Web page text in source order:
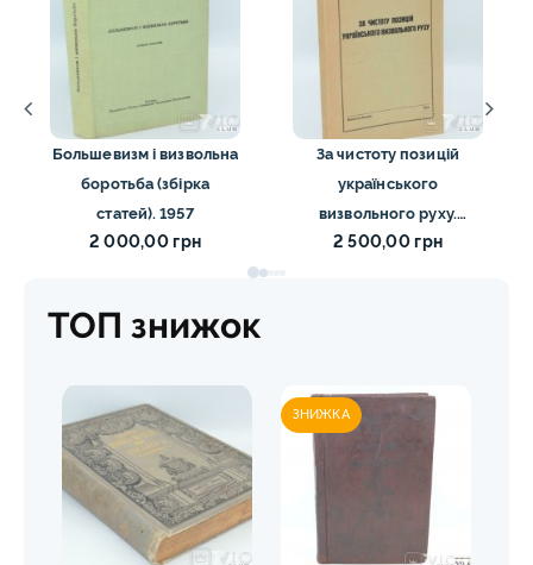
Большевизм і визвольна
боротьба (збірка
статей). 1957
2 000,00 грн
За чистоту позицій
українського
визвольного руху.
Мірчук П. 1955
2 500,00 грн
ТОП знижок
ЗНИЖКА